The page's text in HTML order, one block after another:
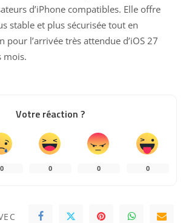
d’iPhone compatibles. Elle offre
stable et plus sécurisée tout en
pour l’arrivée très attendue d’iOS 27
mois.
Votre réaction ?
0 0 0 0